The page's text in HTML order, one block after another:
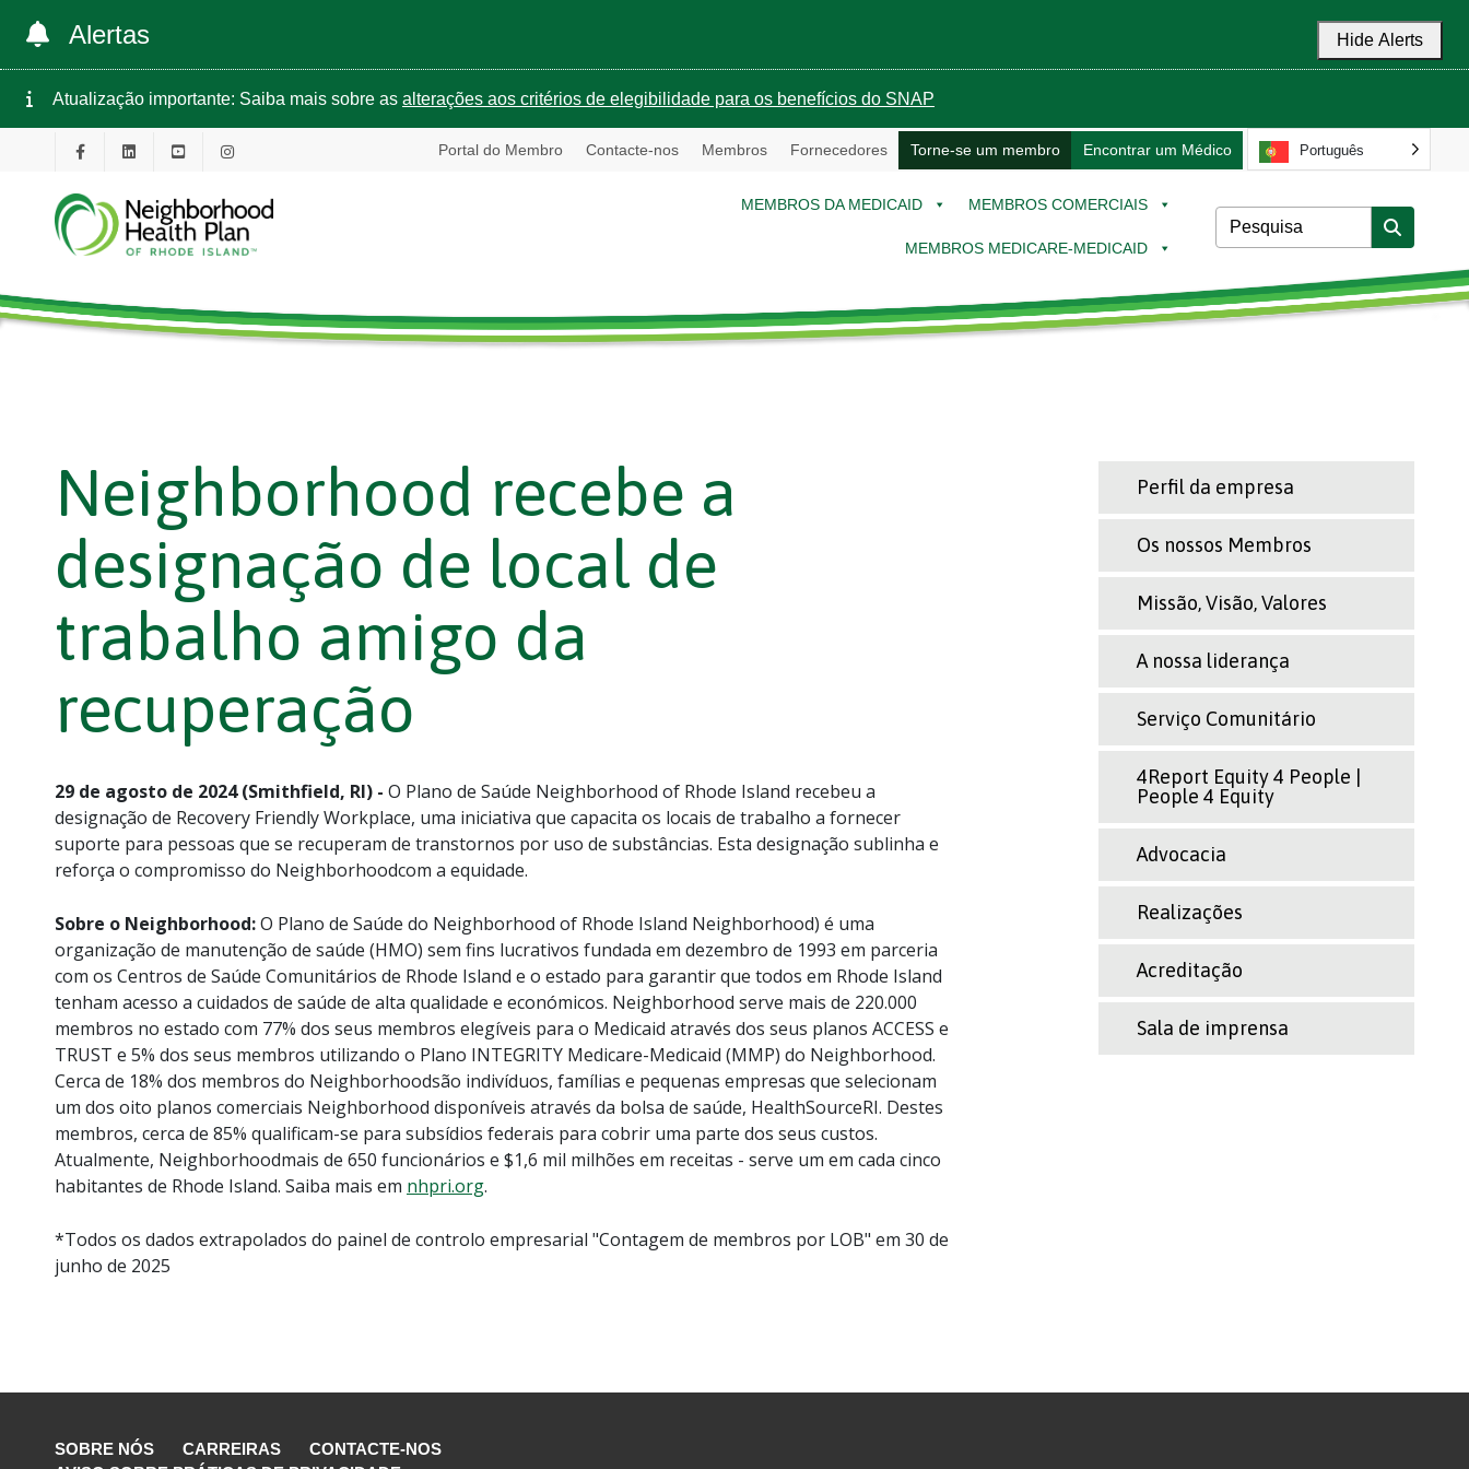
Alertas Hide Alerts
Atualização importante: Saiba mais sobre as alterações aos critérios de elegibilidade para os benefícios do SNAP
Portal do Membro Contacte-nos Membros Fornecedores Torne-se um membro Encontrar um Médico Português
MEMBROS DA MEDICAID MEMBROS COMERCIAIS
MEMBROS MEDICARE-MEDICAID
Neighborhood recebe a
designação de local de
trabalho amigo da
recuperação
29 de agosto de 2024 (Smithfield, RI) - O Plano de Saúde Neighborhood of Rhode Island recebeu a
designação de Recovery Friendly Workplace, uma iniciativa que capacita os locais de trabalho a fornecer
suporte para pessoas que se recuperam de transtornos por uso de substâncias. Esta designação sublinha e
reforça o compromisso do Neighborhoodcom a equidade.
Sobre o Neighborhood:O Plano de Saúde do Neighborhood of Rhode Island Neighborhood) é uma
organização de manutenção de saúde (HMO) sem fins lucrativos fundada em dezembro de 1993 em parceria
com os Centros de Saúde Comunitários de Rhode Island e o estado para garantir que todos em Rhode Island
tenham acesso a cuidados de saúde de alta qualidade e económicos. Neighborhood serve mais de 220.000
membros no estado com 77% dos seus membros elegíveis para o Medicaid através dos seus planos ACCESS e
TRUST e 5% dos seus membros utilizando o Plano INTEGRITY Medicare-Medicaid (MMP) do Neighborhood.
Cerca de 18% dos membros do Neighborhoodsão indivíduos, famílias e pequenas empresas que selecionam
um dos oito planos comerciais Neighborhood disponíveis através da bolsa de saúde, HealthSourceRI. Destes
membros, cerca de 85% qualificam-se para subsídios federais para cobrir uma parte dos seus custos.
Atualmente, Neighborhoodmais de 650 funcionários e $1,6 mil milhões em receitas - serve um em cada cinco
habitantes de Rhode Island. Saiba mais em nhpri.org.
*Todos os dados extrapolados do painel de controlo empresarial "Contagem de membros por LOB" em 30 de
junho de 2025
Perfil da empresa
Os nossos Membros
Missão, Visão, Valores
A nossa liderança
Serviço Comunitário
4Report Equity 4 People |
People 4 Equity
Advocacia
Realizações
Acreditação
Sala de imprensa
SOBRE NÓS CARREIRAS
CONTACTE-NOS